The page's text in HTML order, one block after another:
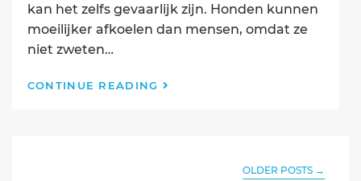
kan het zelfs gevaarlijk zijn. Honden kunnen
moeilijker afkoelen dan mensen, omdat ze
niet zweten…
CONTINUE READING
OLDER POSTS →